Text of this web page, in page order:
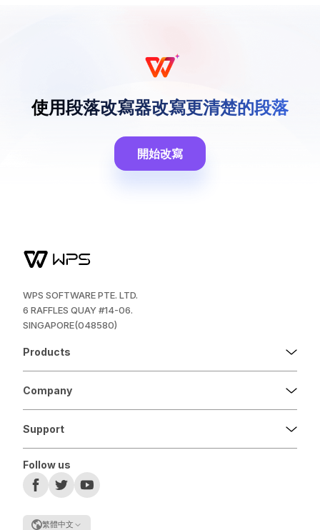
使用段落改寫器改寫更清楚的段落
開始改寫
WPS SOFTWARE PTE. LTD.
6 RAFFLES QUAY #14-06.
SINGAPORE(048580)
Products
Company
Support
Follow us
繁體中文